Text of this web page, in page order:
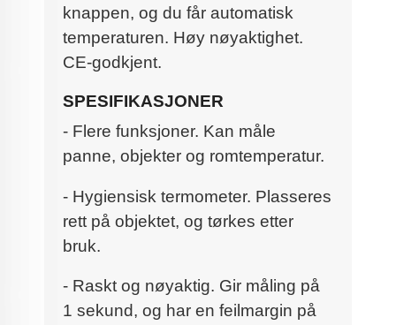
knappen, og du får automatisk
temperaturen. Høy nøyaktighet.
CE-godkjent.
SPESIFIKASJONER
- Flere funksjoner. Kan måle
panne, objekter og romtemperatur.
- Hygiensisk termometer. Plasseres
rett på objektet, og tørkes etter
bruk.
- Raskt og nøyaktig. Gir måling på
1 sekund, og har en feilmargin på